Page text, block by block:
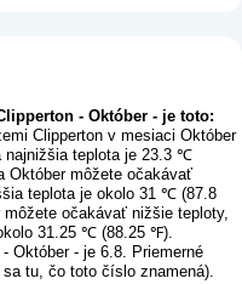
- Október - je toto:
Clipperton v mesiaci Október
teplota je 23.3 ℃
Október môžete očakávať
teplota je okolo 31 ℃ (87.8
očakávať nižšie teploty,
31.25 ℃ (88.25 ℉).
Október - je 6.8. Priemerné
sa tu, čo toto číslo znamená).